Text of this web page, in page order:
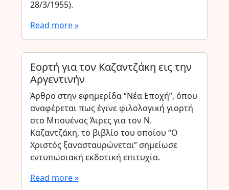
28/3/1955).
Read more »
Εορτή για τον Καζαντζάκη εις την
Αργεντινήν
Άρθρο στην εφημερίδα “Νέα Εποχή”, όπου
αναφέρεται πως έγινε φιλολογική γιορτή
στο Μπουένος Άιρες για τον Ν.
Καζαντζάκη, το βιβλίο του οποίου “Ο
Χριστός ξανασταυρώνεται” σημείωσε
εντυπωσιακή εκδοτική επιτυχία.
Read more »